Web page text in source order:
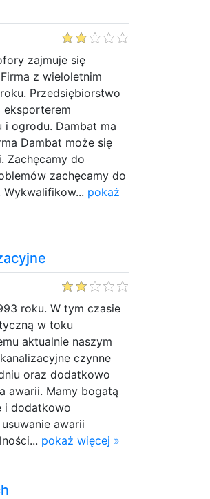
zajmuje się
z wieloletnim
Przedsiębiorstwo
eksporterem
i ogrodu. Dambat ma
Dambat może się
Zachęcamy do
zachęcamy do
pokaż
roku. W tym czasie
w toku
aktualnie naszym
czynne
oraz dodatkowo
awarii. Mamy bogatą
i dodatkowo
awarii
pokaż więcej »